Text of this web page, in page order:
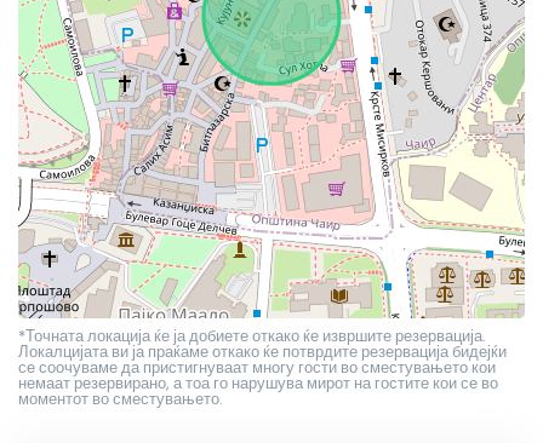
*Точната локација ќе ја добиете откако ќе извршите резервација.
Локалцијата ви ја праќаме откако ќе потврдите резервација бидејќи
се соочуваме да пристигнуваат многу гости во сместувањето кои
немаат резервирано, а тоа го нарушува мирот на гостите кои се во
моментот во сместувањето.